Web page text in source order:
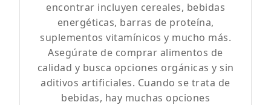
encontrar incluyen cereales, bebidas
energéticas, barras de proteína,
suplementos vitamínicos y mucho más.
Asegúrate de comprar alimentos de
calidad y busca opciones orgánicas y sin
aditivos artificiales. Cuando se trata de
bebidas, hay muchas opciones